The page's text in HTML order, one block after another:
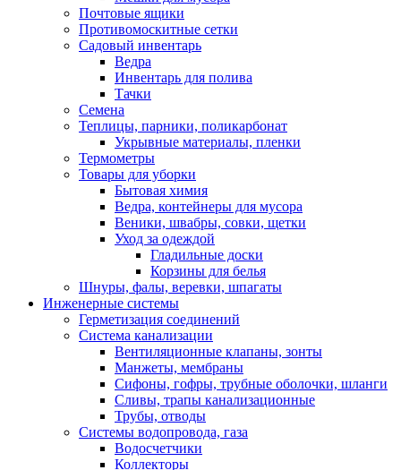
Почтовые ящики
Противомоскитные сетки
Садовый инвентарь
Ведра
Инвентарь для полива
Тачки
Семена
Теплицы, парники, поликарбонат
Укрывные материалы, пленки
Термометры
Товары для уборки
Бытовая химия
Ведра, контейнеры для мусора
Веники, швабры, совки, щетки
Уход за одеждой
Гладильные доски
Корзины для белья
Шнуры, фалы, веревки, шпагаты
Инженерные системы
Герметизация соединений
Система канализации
Вентиляционные клапаны, зонты
Манжеты, мембраны
Сифоны, гофры, трубные оболочки, шланги
Сливы, трапы канализационные
Трубы, отводы
Системы водопровода, газа
Водосчетчики
Коллекторы